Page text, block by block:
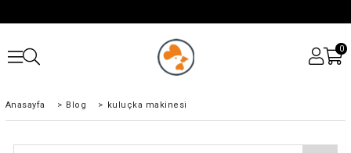
0
Anasayfa > Blog > kuluçka makinesi